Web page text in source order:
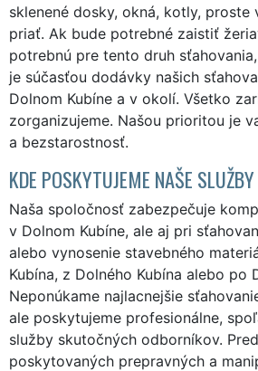
sklenené dosky, okná, kotly,
priať. Ak bude potrebné zaistiť
potrebnú pre tento druh
je súčasťou dodávky našich
Dolnom Kubíne a v okolí. Všetko
zorganizujeme. Našou prioritou je
a bezstarostnosť.
KDE POSKYTUJEME NAŠE SLUŽBY
Naša spoločnosť zabezpečuje
v Dolnom Kubíne, ale aj pri
alebo vynosenie stavebného
Kubína, z Dolného Kubína alebo po
Neponúkame najlacnejšie
ale poskytujeme profesionálne,
služby skutočných odborníkov. Pred
poskytovaných prepravných a